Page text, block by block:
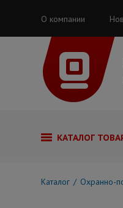
О компании
КАТАЛОГ
Каталог Охранно-